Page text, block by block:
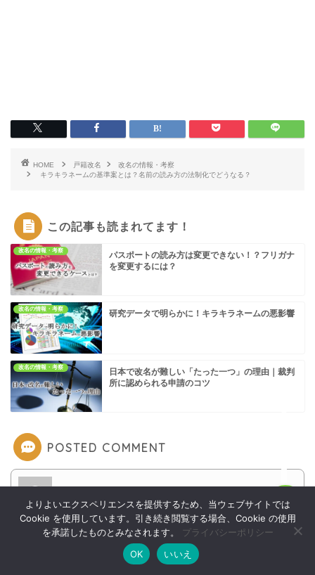
HOME 戸籍改名
改名の情報・考察
キラキラネームの基準案とは？名前の読み方の法制化でどうなる？
この記事も読まれてます！
改名の情報・考察
パスポートの読み方は変更できない！？フリガナ
を変更するには？
改名の情報・考察 研究データで明らかに！キラキラネームの悪影響
改名の情報・考察
日本で改名が難しい「たった一つ」の理由｜裁判
所に認められる申請のコツ
POSTED COMMENT
通りすがり より:
2023年6月3日
読めない名前を親につけられた還暦近いシステムエンジニ
システム的には、漢字名とカナ名は一致している必要は全
お問い合わせ 改名方法
MENU
ホーム
よりよいエクスペリエンスを提供するため、当ウェブサイトでは
Cookie を使用しています。引き続き閲覧する場合、Cookie の使用
を承諾したものとみなされます。
プライバシーポリシー
OK
いいえ